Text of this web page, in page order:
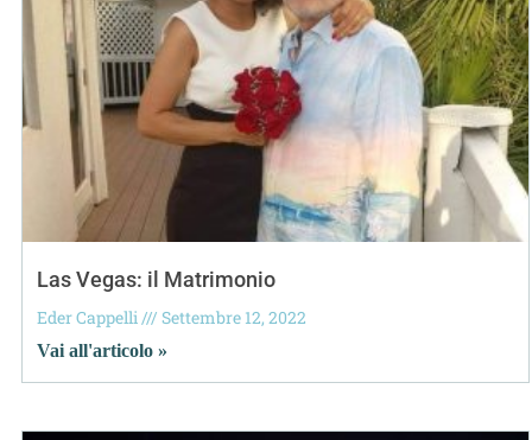
Las Vegas: il Matrimonio
Eder Cappelli Settembre 12, 2022
Vai all'articolo »